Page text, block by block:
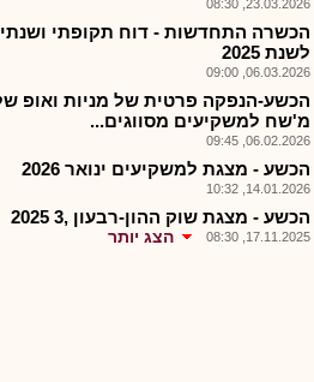
23.03.2026, 08:30
הכשרה התחדשות - דוח תקופתי ושנתי
לשנת 2025
06.03.2026, 09:00
מ'שח למשקיעים מסווגים...
06.02.2026, 09:45
הכשע - מצגת למשקיעים ינואר 2026
14.01.2026, 10:32
הכשע - מצגת שוק ההון-רבעון ,3 2025
17.11.2025, 08:30 הצג יותר